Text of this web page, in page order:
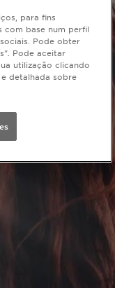
para fins
com base num perfil
Pode obter
Pode aceitar
utilização clicando
detalhada sobre